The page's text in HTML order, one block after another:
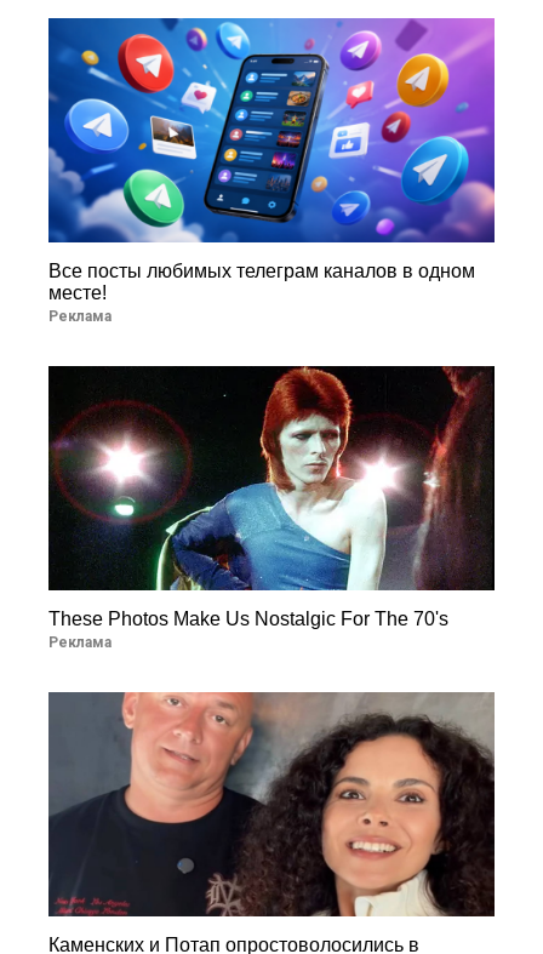
Все посты любимых телеграм каналов в одном
месте!
Реклама
These Photos Make Us Nostalgic For The 70's
Реклама
Каменских и Потап опростоволосились в